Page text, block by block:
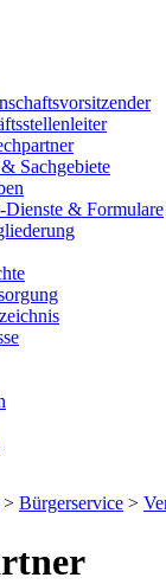
Sachgebiete
Dienste & Formulare
> Bürgerservice >